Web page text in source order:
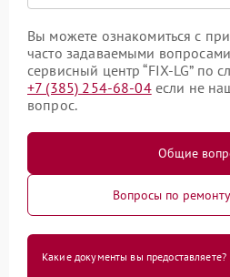
Вы можете ознакомиться с
часто задаваемыми
сервисный центр “FIX-LG” по
+7 (385) 254-68-04если не
вопрос.
Общие
Вопросы по
Какие документы вы предоставляете?